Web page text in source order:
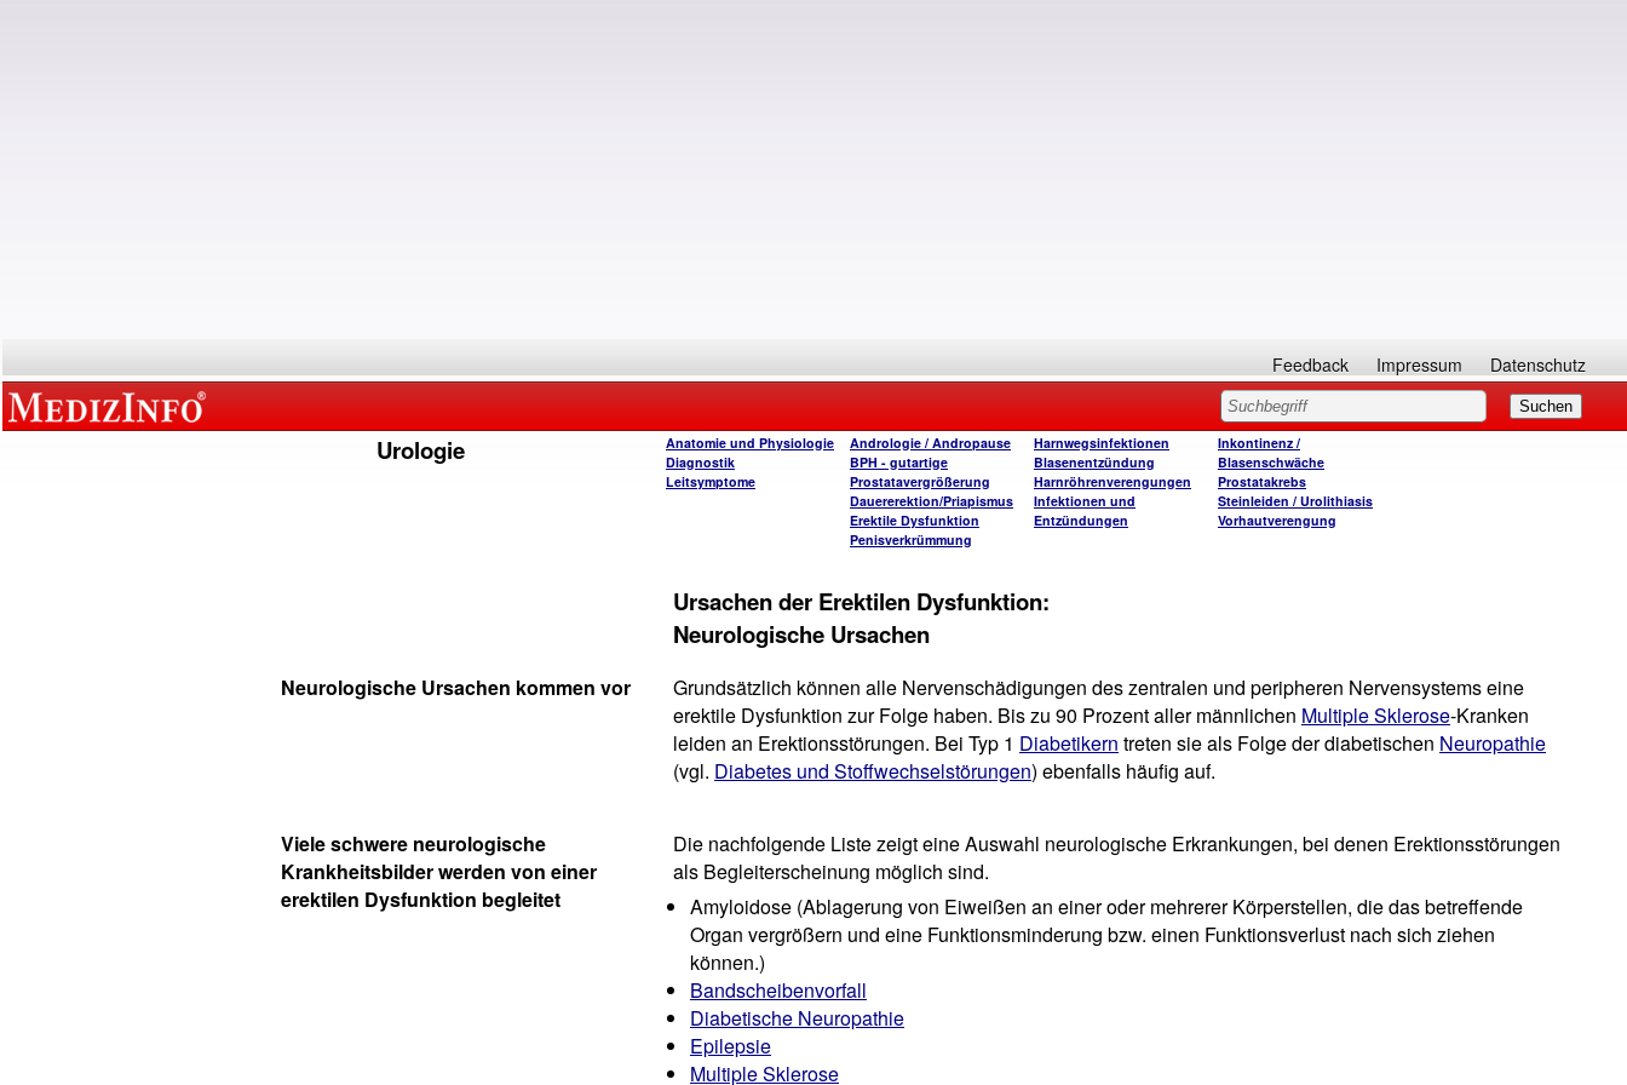
Feedback Impressum Datenschutz
Urologie
Anatomie und Physiologie
Diagnostik
Leitsymptome
Andrologie / Andropause
BPH - gutartige
Prostatavergrößerung
Dauererektion/Priapismus
Erektile Dysfunktion
Penisverkrümmung
Harnwegsinfektionen
Blasenentzündung
Harnröhrenverengungen
Infektionen und
Entzündungen
Inkontinenz /
Blasenschwäche
Prostatakrebs
Steinleiden / Urolithiasis
Vorhautverengung
Ursachen der Erektilen Dysfunktion:
Neurologische Ursachen
Neurologische Ursachen kommen vor
Grundsätzlich können alle Nervenschädigungen des zentralen und peripheren Nervensystems eine
erektile Dysfunktion zur Folge haben. Bis zu 90 Prozent aller männlichen Multiple Sklerose-Kranken
leiden an Erektionsstörungen. Bei Typ 1 Diabetikern treten sie als Folge der diabetischen Neuropathie
(vgl. Diabetes und Stoffwechselstörungen) ebenfalls häufig auf.
Viele schwere neurologische
Krankheitsbilder werden von einer
erektilen Dysfunktion begleitet
Die nachfolgende Liste zeigt eine Auswahl neurologische Erkrankungen, bei denen Erektionsstörungen
als Begleiterscheinung möglich sind.
Amyloidose (Ablagerung von Eiweißen an einer oder mehrerer Körperstellen, die das betreffende
Organ vergrößern und eine Funktionsminderung bzw. einen Funktionsverlust nach sich ziehen
können.)
Bandscheibenvorfall
Diabetische Neuropathie
Epilepsie
Multiple Sklerose